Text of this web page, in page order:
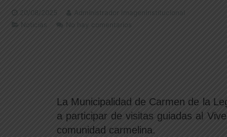
20/08/2025
Administrador ImagenInstitucional
Noticias
No hay comentarios
La Municipalidad de Carmen de la
a participar de visitas guiadas al
comunidad carmelina.